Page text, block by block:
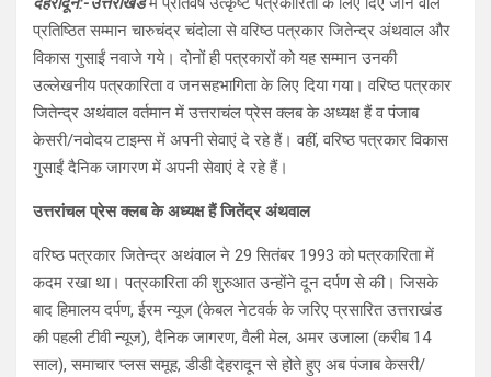
प्रतिष्ठित सम्मान चारुचंद्र चंदोला से वरिष्ठ पत्रकार जितेन्द्र अंथवाल और
विकास गुसाईं नवाजे गये। दोनों ही पत्रकारों को यह सम्मान उनकी
उल्लेखनीय पत्रकारिता व जनसहभागिता के लिए दिया गया। वरिष्ठ पत्रकार
जितेन्द्र अथंवाल वर्तमान में उत्तराचंल प्रेस क्लब के अध्यक्ष हैं व पंजाब
केसरी/नवोदय टाइम्स में अपनी सेवाएं दे रहे हैं। वहीं, वरिष्ठ पत्रकार विकास
गुसाईं दैनिक जागरण में अपनी सेवाएं दे रहे हैं।
उत्तरांचल प्रेस क्लब के अध्यक्ष हैं जितेंद्र अंथवाल
वरिष्ठ पत्रकार जितेन्द्र अथंवाल ने 29 सितंबर 1993 को पत्रकारिता में
कदम रखा था। पत्रकारिता की शुरुआत उन्होंने दून दर्पण से की। जिसके
बाद हिमालय दर्पण, ईरम न्यूज (केबल नेटवर्क के जरिए प्रसारित उत्तराखंड
की पहली टीवी न्यूज), दैनिक जागरण, वैली मेल, अमर उजाला (करीब 14
साल), समाचार प्लस समूह, डीडी देहरादून से होते हुए अब पंजाब केसरी/